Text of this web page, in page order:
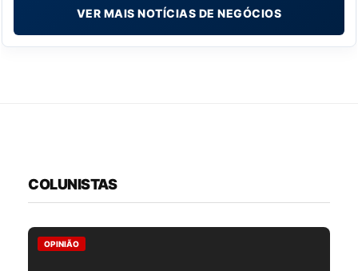
VER MAIS NOTÍCIAS DE NEGÓCIOS
COLUNISTAS
OPINIÃO